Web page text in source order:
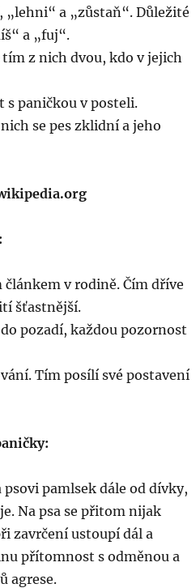
„lehni“ a „zůstaň“. Důležité
a „fuj“.
z nich dvou, kdo v jejich
s paničkou v posteli.
se pes zklidní a jeho
v rodině. Čím dříve
šťastnější.
pozadí, každou pozornost
Tím posílí své postavení
pamlsek dále od dívky,
Na psa se přitom nijak
zavrčení ustoupí dál a
přítomnost s odměnou a
agrese.